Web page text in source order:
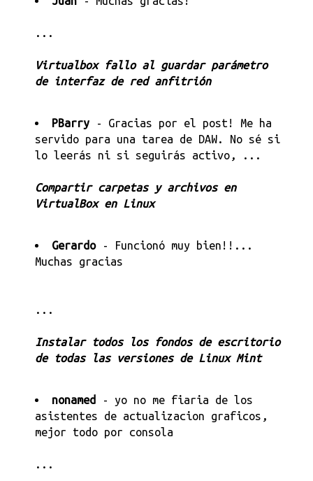
...
Virtualbox fallo al guardar parámetro
de interfaz de red anfitrión
PBarry
- Gracias por el post! Me ha
servido para una tarea de DAW. No sé si
lo leerás ni si seguirás activo, ...
Compartir carpetas y archivos en
VirtualBox en Linux
Gerardo
- Funcionó muy bien!!...
Muchas gracias
...
Instalar todos los fondos de escritorio
de todas las versiones de Linux Mint
nonamed
- yo no me fiaria de los
asistentes de actualizacion graficos,
mejor todo por consola
...